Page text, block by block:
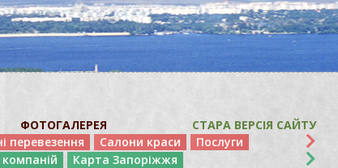
ФОТОГАЛЕРЕЯ
СТАРА ВЕРСІЯ САЙТУ
перевезення Салони краси
Послуги
Карта Запоріжжя